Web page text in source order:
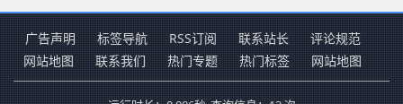
广告声明 标签导航 RSS订阅 联系站长
评论规范
网站地图
联系我们 热门专题 热门标签 网站地图